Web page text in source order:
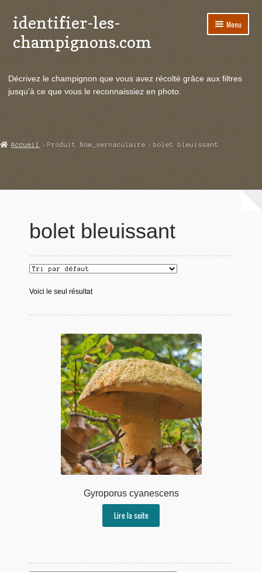
Aller
à
la
Aller
au
contenu
identifier-les-
champignons.com
Menu
le
Actualités
Echanges et contacts
Décrivez le champignon que vous avez récolté grâce aux filtres
jusqu'à ce que vous le reconnaissiez en photo.
Accueil Produit Nom_vernaculaire bolet bleuissant
bolet bleuissant
Voici le seul résultat
Gyroporus cyanescens
Lire la suite